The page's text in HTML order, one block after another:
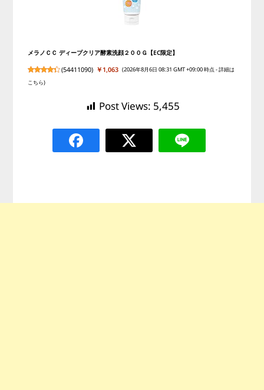
メラノＣＣ ディープクリア酵素洗顔２００Ｇ【EC限定】
(54411090) ￥1,063 (2026年8月6日 08:31 GMT +09:00 時点 -詳細は
こちら)
Post Views: 5,455